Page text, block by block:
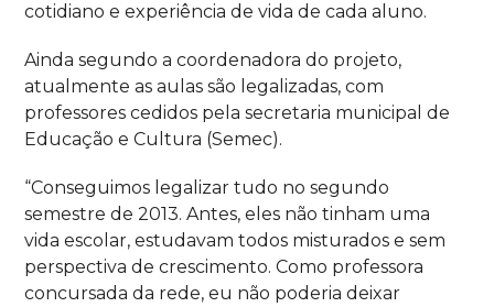
cotidiano e experiência de vida de cada aluno.
Ainda segundo a coordenadora do projeto,
atualmente as aulas são legalizadas, com
professores cedidos pela secretaria municipal de
Educação e Cultura (Semec).
“Conseguimos legalizar tudo no segundo
semestre de 2013.Antes, eles não tinham uma
vida escolar, estudavam todos misturados e sem
perspectiva de crescimento.Como professora
concursada da rede,eu não poderia deixar